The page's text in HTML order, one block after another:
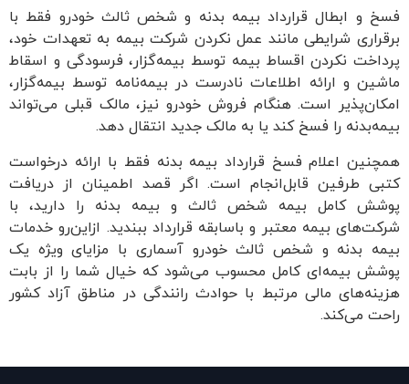
و ابطال قرارداد بیمه بدنه و شخص ثالث خودرو فقط با
شرایطی مانند عمل نکردن شرکت بیمه به تعهدات خود،
نکردن اقساط بیمه توسط بیمه‌گزار، فرسودگی و اسقاط
و ارائه اطلاعات نادرست در بیمه‌نامه توسط بیمه‌گزار،
است. هنگام فروش خودرو نیز، مالک قبلی می‌تواند
را فسخ کند یا به مالک جدید انتقال دهد.
اعلام فسخ قرارداد بیمه بدنه فقط با ارائه درخواست
طرفین قابل‌انجام است. اگر قصد اطمینان از دریافت
کامل بیمه شخص ثالث و بیمه بدنه را دارید، با
بیمه معتبر و باسابقه قرارداد ببندید. ازاین‌رو خدمات
بدنه و شخص ثالث خودرو آسماری با مزایای ویژه یک
بیمه‌ای کامل محسوب می‌شود که خیال شما را از بابت
مالی مرتبط با حوادث رانندگی در مناطق آزاد کشور
می‌کند.